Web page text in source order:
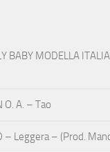
BABY MODELLA
O. A. – Tao
– Leggera – (Prod.